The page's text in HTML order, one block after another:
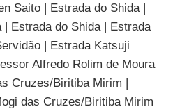
Saito | Estrada do Shida |
Estrada do Shida | Estrada
| Estrada Katsuji
Alfredo Rolim de Moura
Cruzes/Biritiba Mirim |
das Cruzes/Biritiba Mirim